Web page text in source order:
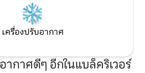
เครื่องปรับอากาศ
กาศดีๆ อีกในแบล็คริเวอร์